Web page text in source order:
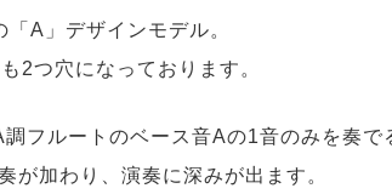
A」デザインモデル。
2つ穴になっております。
フルートのベース音Aの1音のみを奏で
が加わり、演奏に深みが出ます。